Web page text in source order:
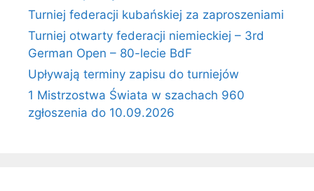
Turniej federacji kubańskiej za zaproszeniami
Turniej otwarty federacji niemieckiej – 3rd
German Open – 80-lecie BdF
Upływają terminy zapisu do turniejów
1 Mistrzostwa Świata w szachach 960
zgłoszenia do 10.09.2026